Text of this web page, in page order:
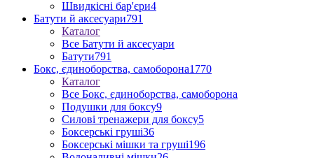
Швидкісні бар'єри4
Батути й аксесуари791
Каталог
Все Батути й аксесуари
Батути791
Бокс, єдиноборства, самоборона1770
Каталог
Все Бокс, єдиноборства, самоборона
Подушки для боксу9
Силові тренажери для боксу5
Боксерські груші36
Боксерські мішки та груші196